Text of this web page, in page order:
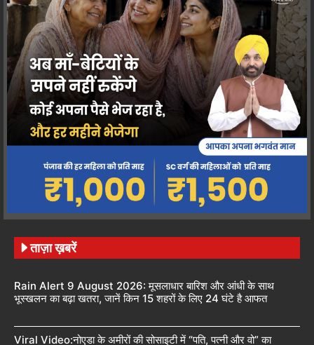
ताज़ा ख़बरें
Rain Alert 9 August 2026: मूसलाधार बारिश और आंधी के साथ
भूस्खलन का बढ़ा खतरा, जानें किन 15 शहरों के लिए 24 घंटे है आफत
Viral Video:नोएडा के अमीरों की सोसाइटी में “पति, पत्नी और वो” का